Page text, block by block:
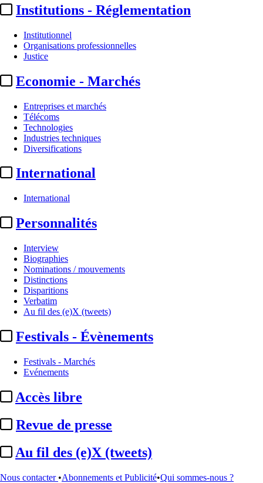
Institutions - Réglementation
Institutionnel
Organisations professionnelles
Justice
Economie - Marchés
Entreprises et marchés
Télécoms
Technologies
Industries techniques
Diversifications
International
International
Personnalités
Interview
Biographies
Nominations / mouvements
Distinctions
Disparitions
Verbatim
Au fil des (e)X (tweets)
Festivals - Évènements
Festivals - Marchés
Evénements
Accès libre
Revue de presse
Au fil des (e)X (tweets)
Nous contacter •Abonnements et Publicité•Qui sommes-nous ?
Sommaire
Confidentiel
rapport mis ...